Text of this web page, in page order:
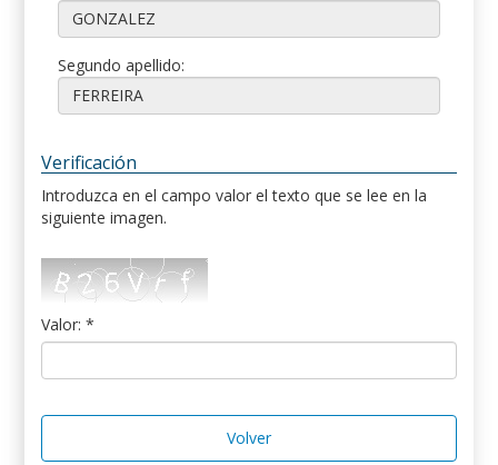
Segundo apellido:
Verificación
Introduzca en el campo valor el texto que se lee en la
siguiente imagen.
Valor: *
Volver